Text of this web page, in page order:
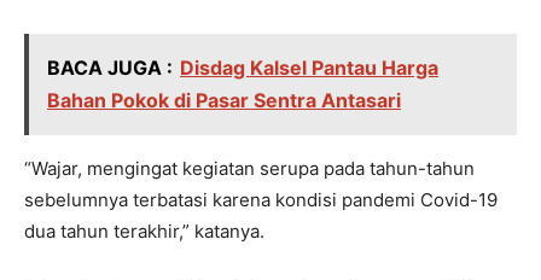
BACA JUGA : Disdag Kalsel Pantau Harga
Bahan Pokok di Pasar Sentra Antasari
“Wajar, mengingat kegiatan serupa pada tahun-tahun
sebelumnya terbatasi karena kondisi pandemi Covid-19
dua tahun terakhir,” katanya.